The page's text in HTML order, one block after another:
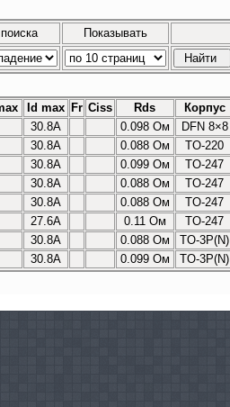
Показывать
Id max Fr Сiss Rds
Корпус
30.8A 0.098 Ом
DFN 8×8
30.8A 0.088 Ом
TO-220
30.8A 0.099 Ом
TO-247
30.8A 0.088 Ом
TO-247
30.8A 0.088 Ом
TO-247
27.6A 0.11 Ом
TO-247
30.8A 0.088 Ом
TO-3P(N)
30.8A 0.099 Ом TO-3P(N)